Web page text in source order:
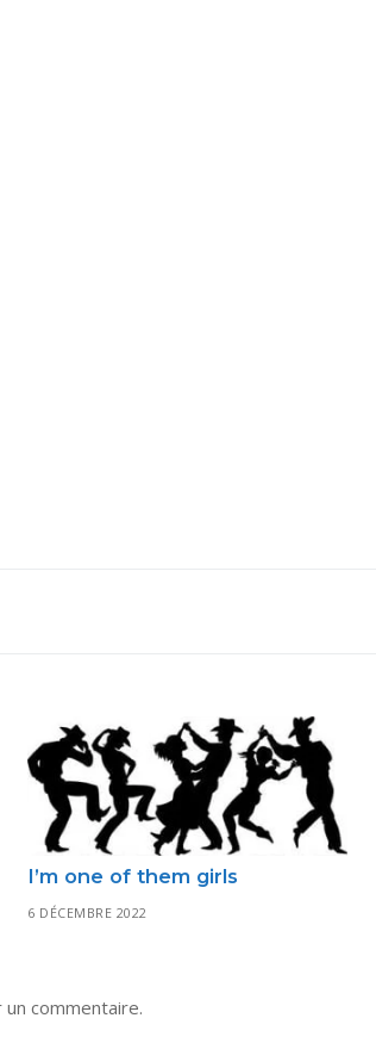
I’m one of them girls
6 DÉCEMBRE 2022
commentaire.